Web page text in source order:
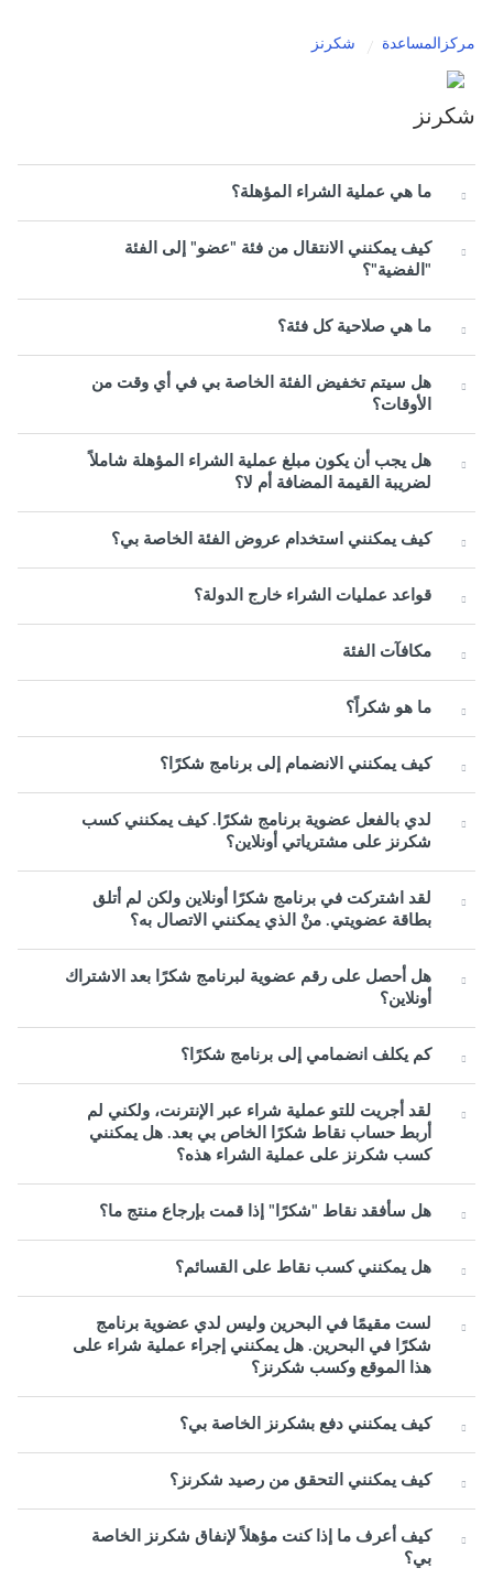
مركزالمساعدة شكرنز
شكرنز
ما هي عملية الشراء المؤهلة؟
كيف يمكنني الانتقال من فئة "عضو" إلى الفئة
"الفضية"؟
ما هي صلاحية كل فئة؟
هل سيتم تخفيض الفئة الخاصة بي في أي وقت من
الأوقات؟
هل يجب أن يكون مبلغ عملية الشراء المؤهلة شاملاً
لضريبة القيمة المضافة أم لا؟
كيف يمكنني استخدام عروض الفئة الخاصة بي؟
قواعد عمليات الشراء خارج الدولة؟
مكافآت الفئة
ما هو شكراً؟
كيف يمكنني الانضمام إلى برنامج شكرًا؟
لدي بالفعل عضوية برنامج شكرًا. كيف يمكنني كسب
شكرنز على مشترياتي أونلاين؟
لقد اشتركت في برنامج شكرًا أونلاين ولكن لم أتلق
بطاقة عضويتي. منْ الذي يمكنني الاتصال به؟
هل أحصل على رقم عضوية لبرنامج شكرًا بعد الاشتراك
أونلاين؟
كم يكلف انضمامي إلى برنامج شكرًا؟
لقد أجريت للتو عملية شراء عبر الإنترنت، ولكني لم
أربط حساب نقاط شكرًا الخاص بي بعد. هل يمكنني
كسب شكرنز على عملية الشراء هذه؟
هل سأفقد نقاط "شكرًا" إذا قمت بإرجاع منتج ما؟
هل يمكنني كسب نقاط على القسائم؟
لست مقيمًا في البحرين وليس لدي عضوية برنامج
شكرًا في البحرين. هل يمكنني إجراء عملية شراء على
هذا الموقع وكسب شكرنز؟
كيف يمكنني دفع بشكرنز الخاصة بي؟
كيف يمكنني التحقق من رصيد شكرنز؟
كيف أعرف ما إذا كنت مؤهلاً لإنفاق شكرنز الخاصة
بي؟